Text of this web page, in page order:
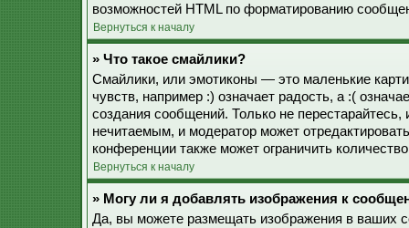
возможностей HTML по форматированию
Вернуться к началу
» Что такое смайлики?
Смайлики, или эмотиконы — это маленькие
чувств, например :) означает радость, а :(
создания сообщений. Только не
нечитаемым, и модератор может
конференции также может ограничить
Вернуться к началу
» Могу ли я добавлять изображения к
Да, вы можете размещать изображения в ваших